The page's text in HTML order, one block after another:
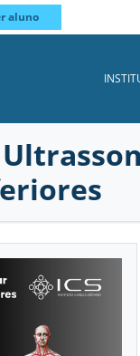
aluno